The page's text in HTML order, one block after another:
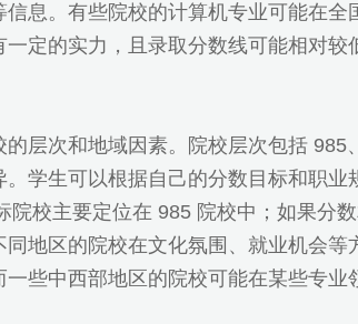
息。有些院校的计算机专业可能在
定的实力，且录取分数线可能相对
层次和地域因素。院校层次包括
学生可以根据自己的分数目标和职
院校主要定位在 985 院校中；如果分
地区的院校在文化氛围、就业机会
些中西部地区的院校可能在某些专